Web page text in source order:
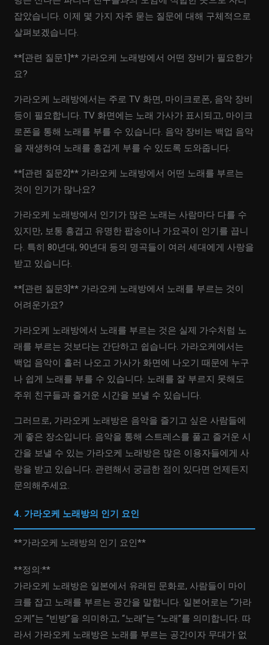
잡았습니다. 이제 몇 가지 자주 묻는 질문에 대해 구체적으로
살펴보겠습니다.
**[관련 질문1]** 가라오케 노래방에서 어떤 장비가 필요한가
요?
가라오케 노래방에서는 주로 TV 화면, 마이크로폰, 음악 장비
등이 필요합니다. TV 화면에는 노래 가사가 표시되고, 마이크
로폰을 통해 노래를 부를 수 있습니다. 음악 장비는 백업 음악
을 재생하여 노래를 흥겁게 부를 수 있도록 도와줍니다.
**[관련 질문2]** 가라오케 노래방에서 어떤 노래를 부르는
것이 인기가 많나요?
가라오케 노래방에서 인기가 많은 노래는 사람마다 다를 수
있지만, 보통 흥겹고 유명한 팝송이나 가요곡이 인기를 끕니
다. 특히 80년대, 90년대 등의 명곡들이 여러 세대에게 사랑을
받고 있습니다.
**[관련 질문3]** 가라오케 노래방에서 노래를 부르는 것이
어려운가요?
가라오케 노래방에서 노래를 부르는 것은 실제 가수처럼 노
래를 부르는 것보다는 간단하고 쉽습니다. 가라오케에서는
백업 음악이 흘러 나오고 가사가 화면에 나오기 때문에 누구
나 쉽게 노래를 부를 수 있습니다. 노래를 잘 부르지 못해도
주위 친구들과 즐거운 시간을 보낼 수 있습니다.
그러므로, 가라오케 노래방은 음악을 즐기고 싶은 사람들에
게 좋은 장소입니다. 음악을 통해 스트레스를 풀고 즐거운 시
간을 보낼 수 있는 가라오케 노래방은 많은 이용자들에게 사
랑을 받고 있습니다. 관련해서 궁금한 점이 있다면 언제든지
문의해주세요.
4. 가라오케 노래방의 인기 요인
**가라오케 노래방의 인기 요인**
**정의:**
가라오케 노래방은 일본에서 유래된 문화로, 사람들이 마이
크를 잡고 노래를 부르는 공간을 말합니다. 일본어로는 “가라
오케”는 “빈방”을 의미하고, “노래”는 “노래”를 의미합니다. 따
라서 가라오케 노래방은 노래를 부르는 공간이자 무대가 없